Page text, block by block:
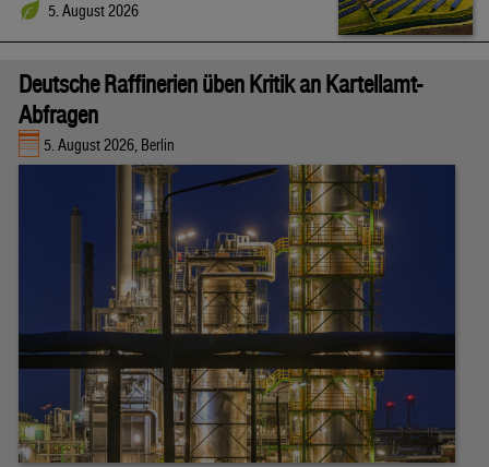
5. August 2026
Deutsche Raffinerien üben Kritik an Kartellamt-
Abfragen
5. August 2026, Berlin